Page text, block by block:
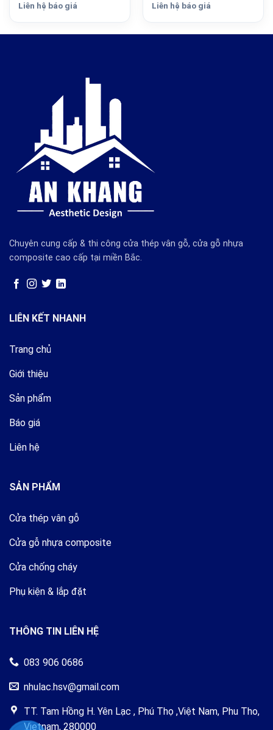
Liên hệ báo giá Liên hệ báo giá
Chuyên cung cấp & thi công cửa thép vân gỗ, cửa gỗ nhựa
composite cao cấp tại miền Bắc.
LIÊN KẾT NHANH
Trang chủ
Giới thiệu
Sản phẩm
Báo giá
Liên hệ
SẢN PHẨM
Cửa thép vân gỗ
Cửa gỗ nhựa composite
Cửa chống cháy
Phụ kiện & lắp đặt
THÔNG TIN LIÊN HỆ
083 906 0686
nhulac.hsv@gmail.com
TT. Tam Hồng H. Yên Lạc , Phú Thọ ,Việt Nam, Phu Tho,
Vietnam, 280000